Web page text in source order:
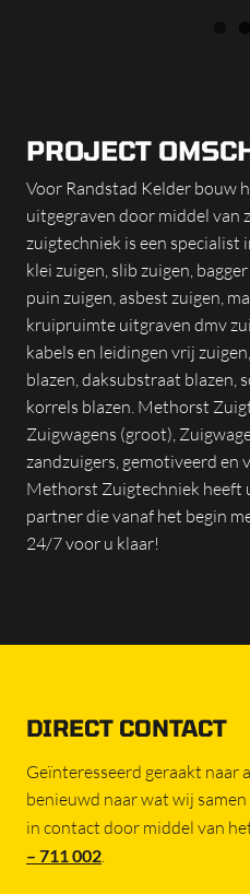
PROJECT
Voor Randstad Kelder bouw
uitgegraven door middel van
zuigtechniek is een specialist
klei zuigen, slib zuigen,
puin zuigen, asbest zuigen,
kruipruimte uitgraven dmv
kabels en leidingen vrij
blazen, daksubstraat blazen,
korrels blazen. Methorst
Zuigwagens (groot),
zandzuigers, gemotiveerd en
Methorst Zuigtechniek heeft
partner die vanaf het begin
24/7 voor u klaar!
DIRECT CONTACT
Geïnteresseerd geraakt naar
benieuwd naar wat wij
in contact door middel van
– 711 002